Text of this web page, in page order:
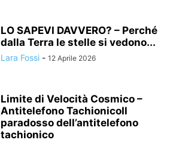
LO SAPEVI DAVVERO? – Perché
dalla Terra le stelle si vedono...
Lara Fossi - 12 Aprile 2026
Limite di Velocità Cosmico –
Antitelefono TachionicoIl
paradosso dell’antitelefono
tachionico